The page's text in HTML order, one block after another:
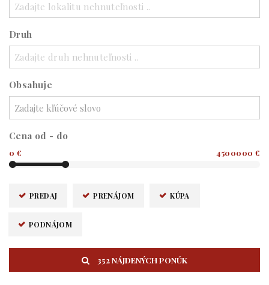
Zadajte lokalitu nehnuteľnosti ..
Druh
Zadajte druh nehnuteľnosti ..
Obsahuje
Cena od - do
0 € 4500000 €
PREDAJ PRENÁJOM KÚPA
PODNÁJOM
352 NÁJDENÝCH PONÚK